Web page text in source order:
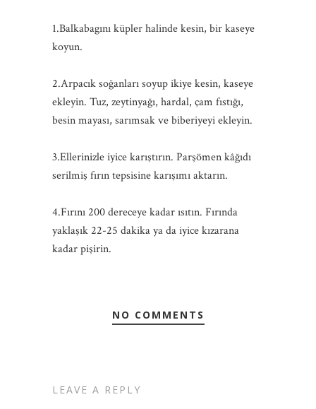
1.Balkabagını küpler halinde kesin, bir kaseye
koyun.
2.Arpacık soğanları soyup ikiye kesin, kaseye
ekleyin. Tuz, zeytinyağı, hardal, çam fıstığı,
besin mayası, sarımsak ve biberiyeyi ekleyin.
3.Ellerinizle iyice karıştırın. Parşömen kâğıdı
serilmiş fırın tepsisine karışımı aktarın.
4.Fırını 200 dereceye kadar ısıtın. Fırında
yaklaşık 22-25 dakika ya da iyice kızarana
kadar pişirin.
NO COMMENTS
LEAVE A REPLY